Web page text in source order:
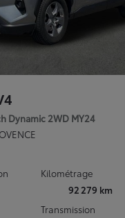
Dynamic 2WD MY24
Kilométrage
92 279 km
Transmission